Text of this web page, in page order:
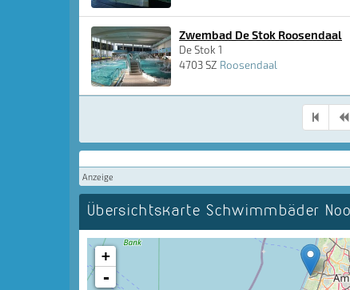
Zwembad De Stok Roosendaal
De Stok 1
4703 SZ Roosendaal
Anzeige
Übersichtskarte Schwimmbäder
+
-